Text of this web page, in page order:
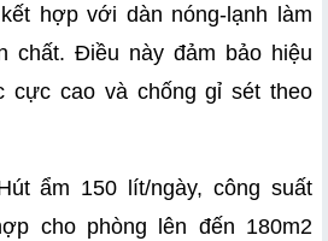
hợp với dàn nóng-lạnh làm
chất. Điều này đảm bảo hiệu
cực cao và chống gỉ sét theo
ẩm 150 lít/ngày, công suất
cho phòng lên đến 180m2